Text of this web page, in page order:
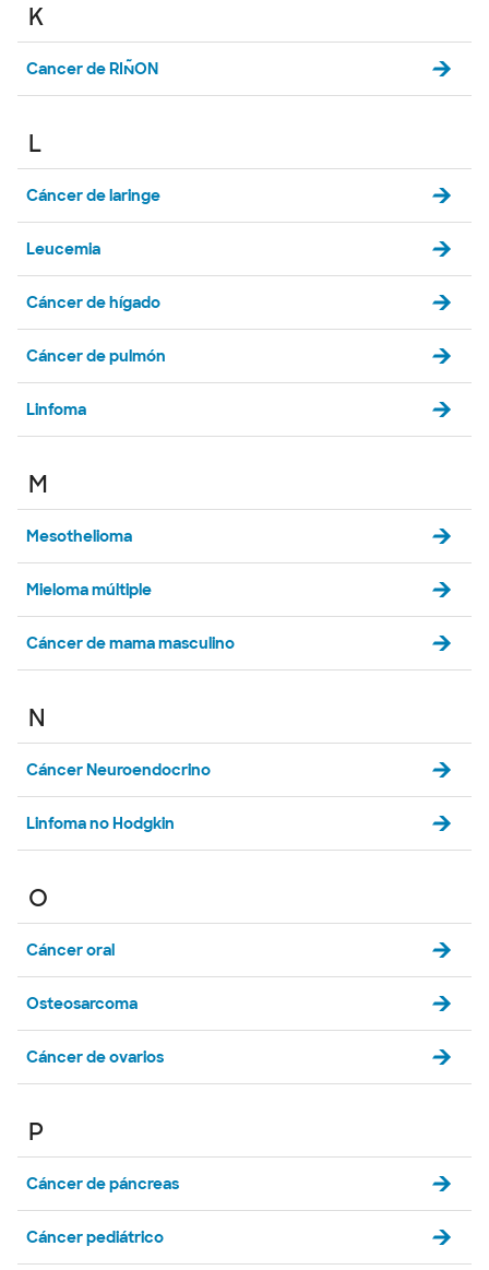
K
Cancer de RIÑON
L
Cáncer de laringe
Leucemia
Cáncer de hígado
Cáncer de pulmón
Linfoma
M
Mesothelioma
Mieloma múltiple
Cáncer de mama masculino
N
Cáncer Neuroendocrino
Linfoma no Hodgkin
O
Cáncer oral
Osteosarcoma
Cáncer de ovarios
P
Cáncer de páncreas
Cáncer pediátrico